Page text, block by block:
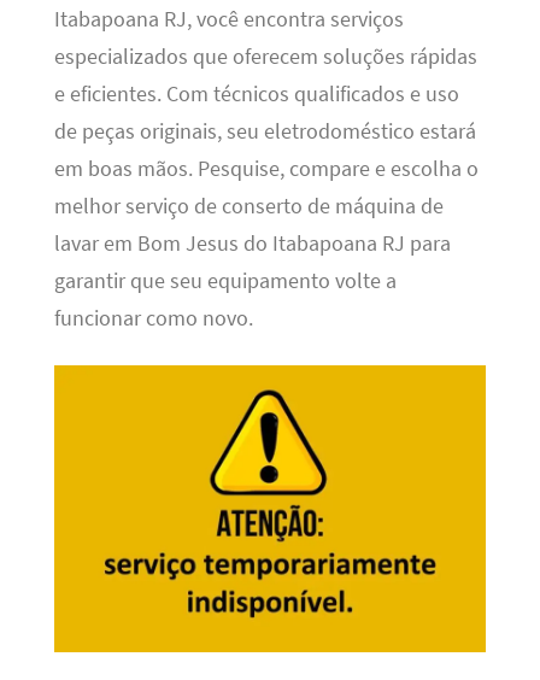
Itabapoana RJ, você encontra serviços
especializados que oferecem soluções rápidas
e eficientes. Com técnicos qualificados e uso
de peças originais, seu eletrodoméstico estará
em boas mãos. Pesquise, compare e escolha o
melhor serviço de conserto de máquina de
lavar em Bom Jesus do Itabapoana RJ para
garantir que seu equipamento volte a
funcionar como novo.